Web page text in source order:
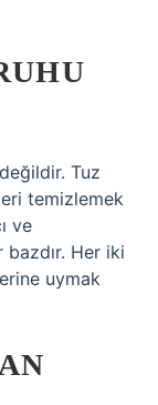
Tuz
temizlemek
ve
Her iki
uymak